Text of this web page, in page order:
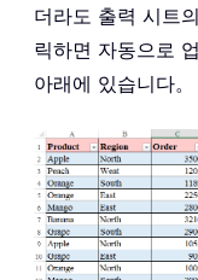
더라도 출력 시트
릭하면 자동으로
아래에 있습니다